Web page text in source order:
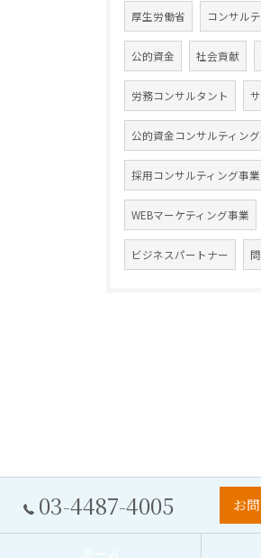
厚生労働省 コンサル
公的資金 社会貢献
労務コンサルタント
公的資金コンサルティン
採用コンサルティング事業
WEBマーケティング事業
ビジネスパートナー
03-4487-4005 お